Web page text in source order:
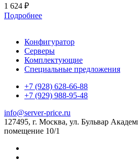
1 624 ₽
Подробнее
Конфигуратор
Серверы
Комплектующие
Специальные предложения
+7 (928) 628-66-88
+7 (929) 988-95-48
info@server-price.ru
127495, г. Москва, ул. Бульвар
помещение 10/1